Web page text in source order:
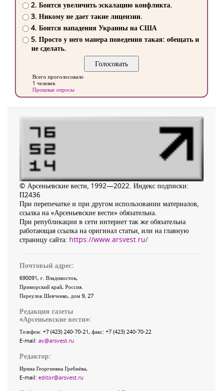
2. Боится увеличить эскалацию конфликта.
3. Никому не дает такие лицензии.
4. Боится нападения Украины на США
5. Просто у него манера поведения такая: обещать и
не сделать.
Всего проголосовало
1 человек
Прошлые опросы
© Арсеньевские вести, 1992—2022. Индекс подписки:
П2436
При перепечатке и при другом использовании материалов,
ссылка на «Арсеньевские вести» обязательна.
При републикации в сети интернет так же обязательна
работающая ссылка на оригинал статьи, или на главную
страницу сайта: https://www.arsvest.ru/
Почтовый адрес:
690091, г. Владивосток,
Приморский край, Россия.
Переулок Шевченко, дом 9, 27
Редакция газеты
«Арсеньевские вести»:
Телефон: +7 (423) 240-70-21, факс: +7 (423) 240-70-22
E-mail: av@arsvest.ru
Редактор:
Ирина Георгиевна Гребнёва,
E-mail: editor@arsvest.ru